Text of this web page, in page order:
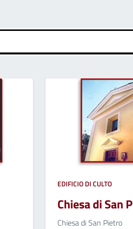
EDIFICIO DI CULTO
Chiesa di San
Chiesa di San Pietro